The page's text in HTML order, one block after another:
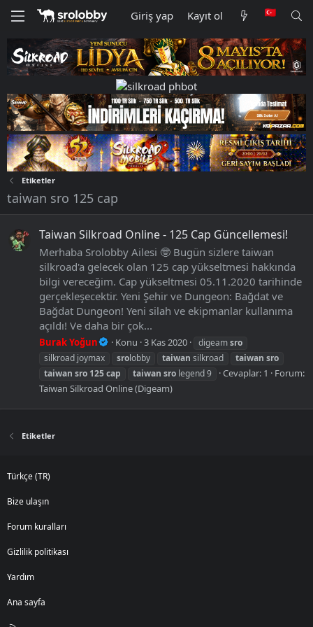
Giriş yap Kayıt ol
Etiketler
taiwan sro 125 cap
Taiwan Silkroad Online - 125 Cap Güncellemesi!
Merhaba Srolobby Ailesi 🤓 Bugün sizlere taiwan
silkroad'a gelecek olan 125 cap yükseltmesi hakkında
bilgi vereceğim. Cap yükseltmesi 05.11.2020 tarihinde
gerçekleşecektir. Yeni Şehir ve Dungeon: Bağdat ve
Bağdat Dungeon! Yeni silah ve ekipmanlar kullanıma
açıldı! Ve daha bir çok...
Burak Yoğun Konu 3 Kas 2020 digeamsro
silkroad joymax
srolobby taiwan silkroad taiwan sro
taiwan sro 125cap taiwan sro legend 9 Cevaplar: 1
Forum:
Taiwan Silkroad Online (Digeam)
Etiketler
Türkçe (TR)
Bize ulaşın
Forum kuralları
Gizlilik politikası
Yardım
Ana sayfa